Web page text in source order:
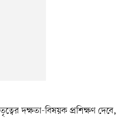
দক্ষতা-বিষয়ক প্রশিক্ষণ দেবে,